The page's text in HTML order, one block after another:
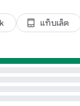
งฉันดีขึ้นเรื่อยๆ ภ
ได้ทั้งหมด ไม่ว่าจ
Pro
tablet_android แท็บเล็ต